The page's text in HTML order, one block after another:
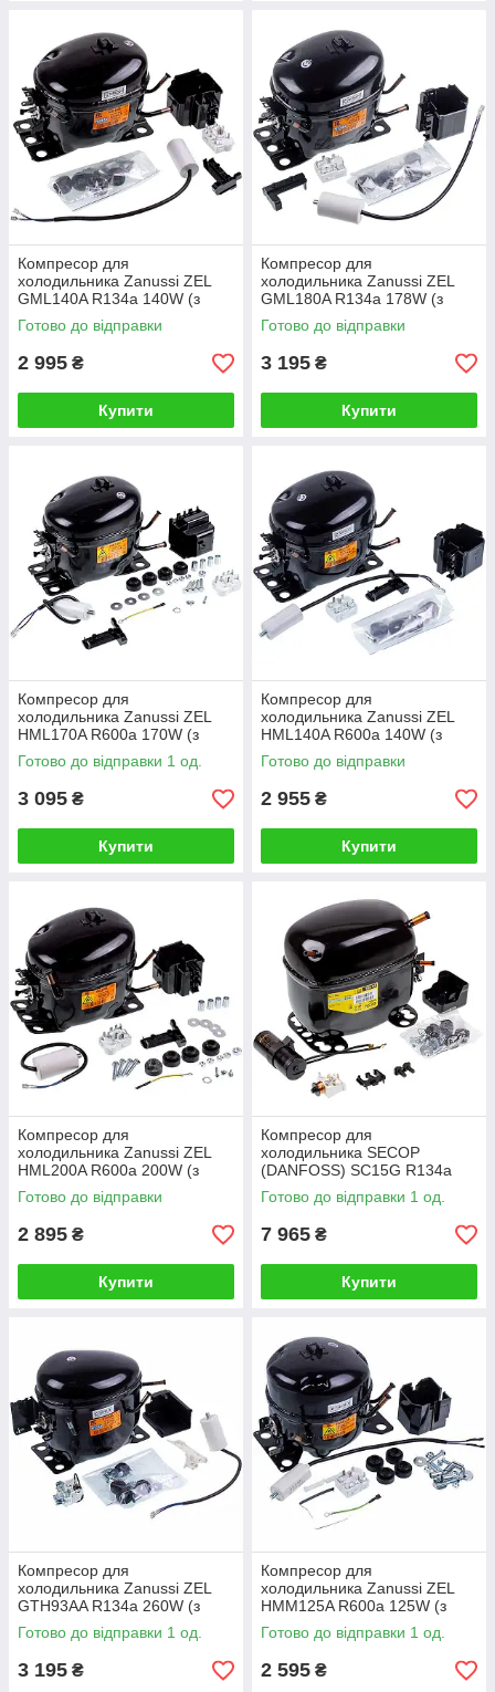
Компресор для
холодильника Zanussi ZEL
GML140A R134a 140W (з
пусковим реле ZNB43-
120P15C)
Готово до відправки
2 995 ₴
Купити
Компресор для
холодильника Zanussi ZEL
GML180A R134a 178W (з
пусковим реле ZHB68-
120P15C)
Готово до відправки
3 195 ₴
Купити
Компресор для
холодильника Zanussi ZEL
HML170A R600a 170W (з
пусковим реле ZHB68-
120P15C)
Готово до відправки 1 од.
3 095 ₴
Купити
Компресор для
холодильника Zanussi ZEL
HML140A R600a 140W (з
пусковим реле ZHB43-
120P15C)
Готово до відправки
2 955 ₴
Купити
Компресор для
холодильника Zanussi ZEL
HML200A R600a 200W (з
пусковим реле ZNB68-
120P15C)
Готово до відправки
2 895 ₴
Купити
Компресор для
холодильника SECOP
(DANFOSS) SC15G R134a
260W (з пусковим реле)
Готово до відправки 1 од.
7 965 ₴
Купити
Компресор для
холодильника Zanussi ZEL
GTH93AA R134a 260W (з
пусковим реле)
Готово до відправки 1 од.
3 195 ₴
Компресор для
холодильника Zanussi ZEL
HMM125A R600a 125W (з
пусковим реле)
Готово до відправки 1 од.
2 595 ₴